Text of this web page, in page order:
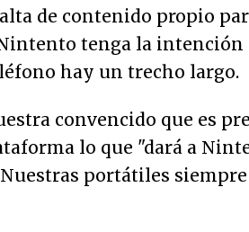
de contenido propio
tenga la
hay un trecho largo.
convencido que es
lo que "dará a
portátiles